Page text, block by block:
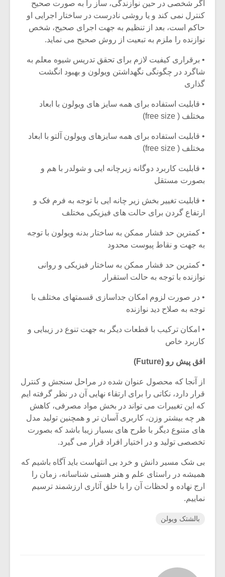
اگر شخصی در حین نوازندگی، ساز را به صورت صحیح
کنترل نمی کند و یا روشی نادرست در ساختار اجرایی او
حاکم است، بعد از تنظیم به جهت اجرای صحیح، شخص
نوازنده را ملزم به تبعیت از روش صحیح می نماید.
• برقراری کیفیت لازم برای تحقق تدریس شیوه معلم به
شاگرد در چگونگی نگهداشتن ویولون و بهبود انگشت
گذاری
• قابلیت استفاده برای همه سایز های ویولون با ابعاد
مختلف ( free size)
• قابلیت استفاده برای همه سایزهای ویولون آلتو با ابعاد
مختلف ( free size)
• قابلیت کاربرد دوگانه زیرچانه ایی و شولدر با هم و
بصورت مستقل
• قابلیت تغییر بخش زیر چانه ایی با توجه به فرم فک و
ارتفاع گردن برای حالت های فیزیکی مختلف
• کمترین حد فشار ممکن به ساختار بدنه ویولون با توجه
به جهت و نقاط پیوست محدود
• کمترین حد فشار ممکن به ساختار فیزیکی و روانی
نوازنده با توجه به حالت استقرار
• در صورت لزوم امکان جداسازی قسمتهای مختلف با
توجه به صلاح دید نوازنده
• امکان ترکیب با قطعات دیگر به جهت تنوع در زیبایی و
کاربرد خاص
افق پیش رو (Future)
از آنجا که محصول عنوان شده در مراحل سنجش و کنترل
قرار دارد، نکاتی را برای ارتقاء نهایی آن در نظر گرفته ایم
که این تغییرات می تواند در بخش مواد مصرفی، کاهش
هر چه بیشتر وزن، کاربری آسان تر و همچنین تولید مدل
های متنوع دیگر با طرح های بسیار زیبا باشد که بصورت
تخصصی تولید و در اختیار افراد قرار می گیرد.
بی شک مسیر دانش و خرد بی انتهاست باید آگاه باشیم که
همیشه در راستای علم و هنر هستی شناسانه، زمان را
ارج نهاده و لحظات آن را با خلق آثاری ارزشمند ترسیم
نماییم.
بالشتک ویولن